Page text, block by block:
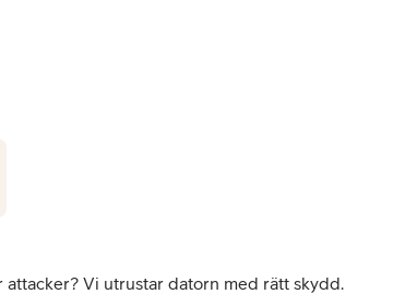
attacker? Vi utrustar datorn med rätt skydd.